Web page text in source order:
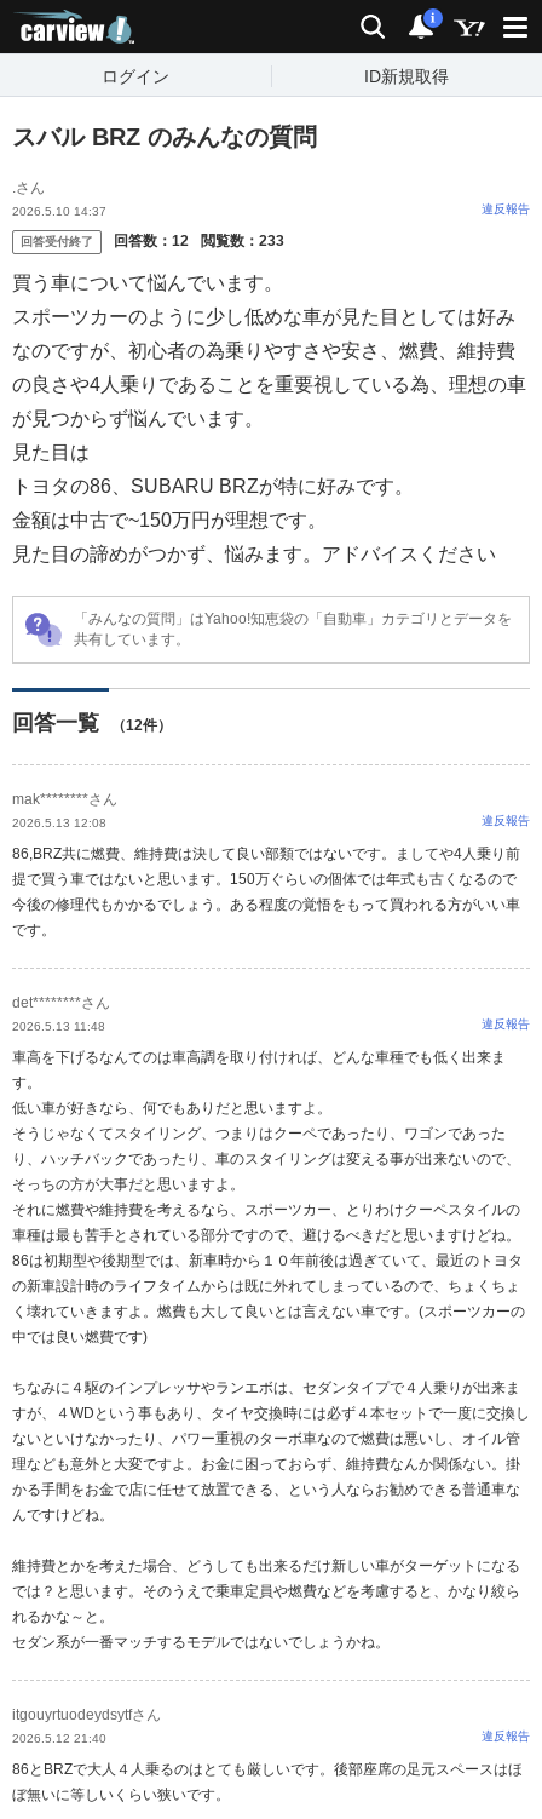
検索 通知
i
ログイン ID新規取得
スバル BRZ のみんなの質問
.さん
2026.5.10 14:37 違反報告
回答受付終了 回答数： 12 閲覧数： 233
買う車について悩んでいます。
スポーツカーのように少し低めな車が見た目としては好み
なのですが、初心者の為乗りやすさや安さ、燃費、維持費
の良さや4人乗りであることを重要視している為、理想の車
が見つからず悩んでいます。
見た目は
トヨタの86、SUBARU BRZが特に好みです。
金額は中古で~150万円が理想です。
見た目の諦めがつかず、悩みます。アドバイスください
「みんなの質問」はYahoo!知恵袋の「自動車」カテゴリとデータを
共有しています。
回答一覧 （12件）
mak********さん
2026.5.13 12:08 違反報告
86,BRZ共に燃費、維持費は決して良い部類ではないです。ましてや4人乗り前
提で買う車ではないと思います。150万ぐらいの個体では年式も古くなるので
今後の修理代もかかるでしょう。ある程度の覚悟をもって買われる方がいい車
です。
det********さん
2026.5.13 11:48 違反報告
車高を下げるなんてのは車高調を取り付ければ、どんな車種でも低く出来ま
す。
低い車が好きなら、何でもありだと思いますよ。
そうじゃなくてスタイリング、つまりはクーペであったり、ワゴンであった
り、ハッチバックであったり、車のスタイリングは変える事が出来ないので、
そっちの方が大事だと思いますよ。
それに燃費や維持費を考えるなら、スポーツカー、とりわけクーペスタイルの
車種は最も苦手とされている部分ですので、避けるべきだと思いますけどね。
86は初期型や後期型では、新車時から１０年前後は過ぎていて、最近のトヨタ
の新車設計時のライフタイムからは既に外れてしまっているので、ちょくちょ
く壊れていきますよ。燃費も大して良いとは言えない車です。(スポーツカーの
中では良い燃費です)
ちなみに４駆のインプレッサやランエボは、セダンタイプで４人乗りが出来ま
すが、４WDという事もあり、タイヤ交換時には必ず４本セットで一度に交換し
ないといけなかったり、パワー重視のターボ車なので燃費は悪いし、オイル管
理なども意外と大変ですよ。お金に困っておらず、維持費なんか関係ない。掛
かる手間をお金で店に任せて放置できる、という人ならお勧めできる普通車な
んですけどね。
維持費とかを考えた場合、どうしても出来るだけ新しい車がターゲットになる
では？と思います。そのうえで乗車定員や燃費などを考慮すると、かなり絞ら
れるかな～と。
セダン系が一番マッチするモデルではないでしょうかね。
itgouyrtuodeydsytfさん
2026.5.12 21:40 違反報告
86とBRZで大人４人乗るのはとても厳しいです。後部座席の足元スペースはほ
ぼ無いに等しいくらい狭いです。